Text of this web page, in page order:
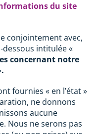
du site
conjointement avec,
dessous intitulée «
concernant notre
fournies « en l’état »
ne donnons
aucune
Nous ne serons pas